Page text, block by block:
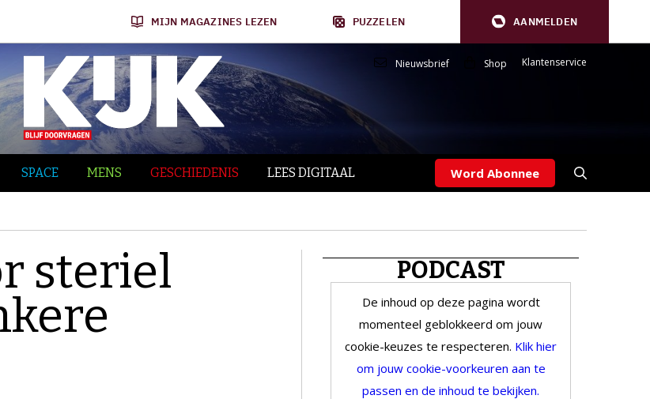
MIJN MAGAZINES LEZEN PUZZELEN AANMELDEN
Nieuwsbrief Shop Klantenservice
SPACE MENS GESCHIEDENIS LEES DIGITAAL Word Abonnee
steriel PODCAST
De inhoud op deze pagina wordt
momenteel geblokkeerd om jouw
cookie-keuzes te respecteren. Klik hier
om jouw cookie-voorkeuren aan te
passen en de inhoud te bekijken.